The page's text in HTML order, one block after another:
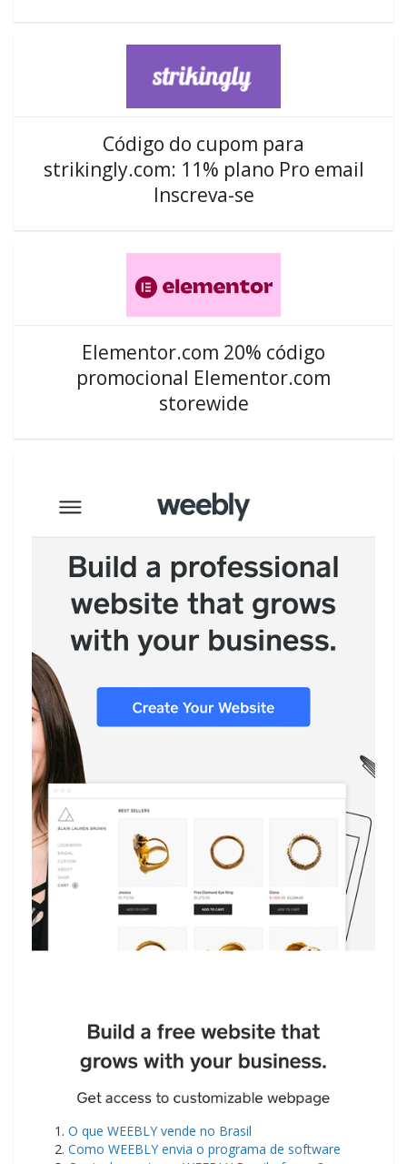
Código do cupom para
strikingly.com: 11% plano Pro email
Inscreva-se
Elementor.com 20% código
promocional Elementor.com
storewide
O que WEEBLY vende no Brasil
Como WEEBLY envia o programa de software